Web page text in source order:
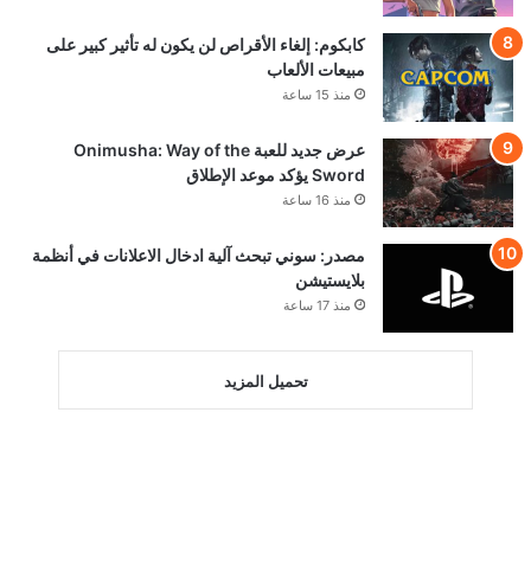
كابكوم: إلغاء الأقراص لن يكون له تأثير كبير على
مبيعات الألعاب
منذ 15 ساعة
عرض جديد للعبة Onimusha: Way of the
Sword يؤكد موعد الإطلاق
منذ 16 ساعة
مصدر: سوني تبحث آلية ادخال الاعلانات في أنظمة
بلايستيشن
منذ 17 ساعة
تحميل المزيد